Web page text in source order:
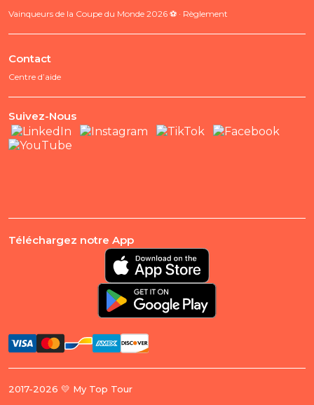
Vainqueurs de la Coupe du Monde 2026 ⚽ · Règlement
Contact
Centre d’aide
Suivez-Nous
Téléchargez notre App
2017-2026 💛 My Top Tour